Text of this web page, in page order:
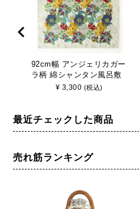
92cm幅 アンジェリカガー
ラ柄 綿シャンタン風呂敷
《 青 》/ Liberty リバティ
¥ 3,300 (税込)
最近チェックした商品
売れ筋ランキング